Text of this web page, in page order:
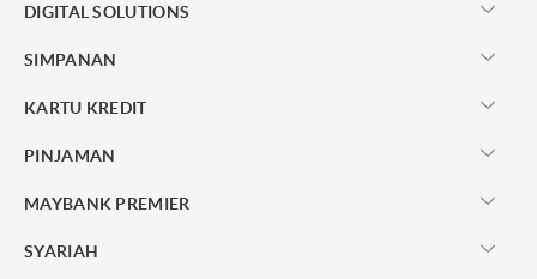
DIGITAL SOLUTIONS
SIMPANAN
KARTU KREDIT
PINJAMAN
MAYBANK PREMIER
SYARIAH